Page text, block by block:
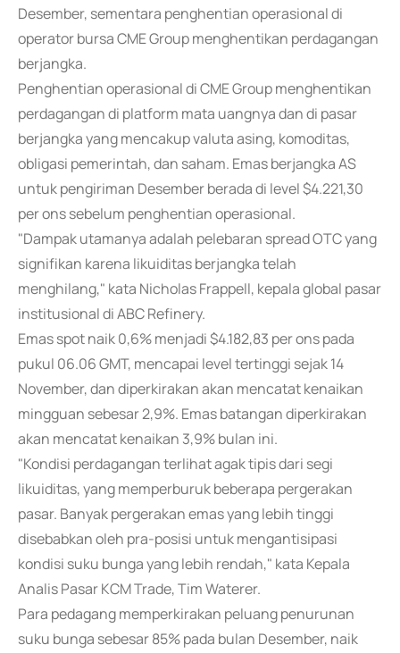
Desember, sementara penghentian operasional di
operator bursa CME Group menghentikan perdagangan
berjangka.
Penghentian operasional di CME Group menghentikan
perdagangan di platform mata uangnya dan di pasar
berjangka yang mencakup valuta asing, komoditas,
obligasi pemerintah, dan saham. Emas berjangka AS
untuk pengiriman Desember berada di level $4.221,30
per ons sebelum penghentian operasional.
"Dampak utamanya adalah pelebaran spread OTC yang
signifikan karena likuiditas berjangka telah
menghilang," kata Nicholas Frappell, kepala global pasar
institusional di ABC Refinery.
Emas spot naik 0,6% menjadi $4.182,83 per ons pada
pukul 06.06 GMT, mencapai level tertinggi sejak 14
November, dan diperkirakan akan mencatat kenaikan
mingguan sebesar 2,9%. Emas batangan diperkirakan
akan mencatat kenaikan 3,9% bulan ini.
"Kondisi perdagangan terlihat agak tipis dari segi
likuiditas, yang memperburuk beberapa pergerakan
pasar. Banyak pergerakan emas yang lebih tinggi
disebabkan oleh pra-posisi untuk mengantisipasi
kondisi suku bunga yang lebih rendah," kata Kepala
Analis Pasar KCM Trade, Tim Waterer.
Para pedagang memperkirakan peluang penurunan
suku bunga sebesar 85% pada bulan Desember, naik